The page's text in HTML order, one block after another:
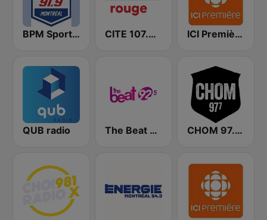
BPM Sports 91.9 FM CITE 107.3 Rouge FM ICI Première Montréal
QUB radio The Beat 92.5 FM CHOM 97.7 FM